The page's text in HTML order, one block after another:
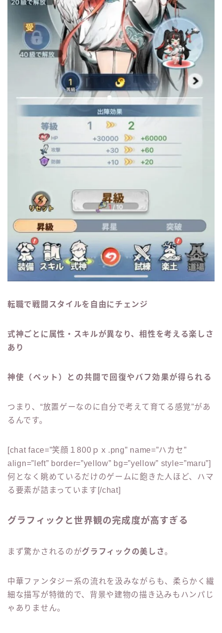
転職で戦闘スタイルを自由にチェンジ
式神ごとに属性・スキルが異なり、相性を考える楽しさ
あり
神使（ペット）との共闘で回復やバフ効果が得られる
つまり、“放置ゲーなのに自分で考えて育てる感覚”があ
るんです。
[chat face=”笑顔１800ｐｘ.png” name=”ハカセ”
align=”left” border=”yellow” bg=”yellow” style=”maru”]
何となく眺めているだけのゲームに飽きた人ほど、ハマ
る要素が詰まっています[/chat]
グラフィックと世界観の完成度が高すぎる
まず驚かされるのがグラフィックの美しさ。
中華ファンタジー系の流れを汲みながらも、柔らかく繊
細な描写が特徴的で、背景や建物の描き込みもハンパじ
ゃありません。